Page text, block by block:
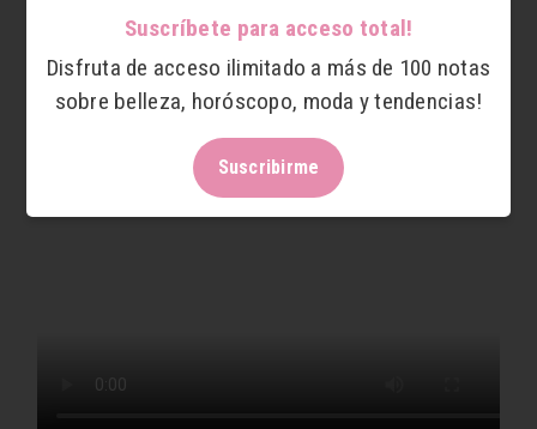
Mica la responde a Agus!
Dejá tu consulta en los comentarios ❤️
Suscríbete para acceso total!
Disfruta de acceso ilimitado a más de 100 notas
sobre belleza, horóscopo, moda y tendencias!
Suscribirme